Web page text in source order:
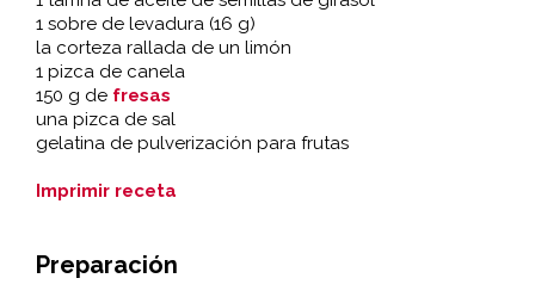
1 sobre de levadura (16 g)
la corteza rallada de un limón
1 pizca de canela
150 g de fresas
una pizca de sal
gelatina de pulverización para frutas
Imprimir receta
Preparación